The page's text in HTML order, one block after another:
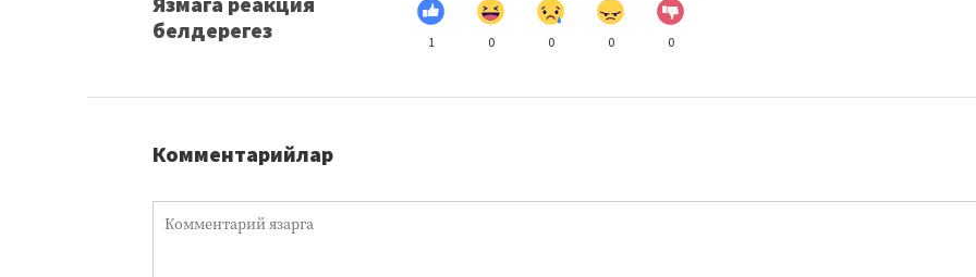
белдерегез
1 0 0 0 0
Комментарийлар